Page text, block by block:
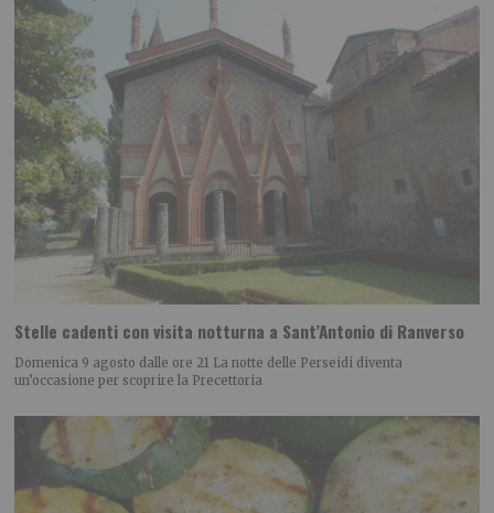
Stelle cadenti con visita notturna a Sant’Antonio di Ranverso
Domenica 9 agosto dalle ore 21 La notte delle Perseidi diventa
un’occasione per scoprire la Precettoria